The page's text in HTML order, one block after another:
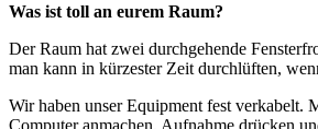
Was ist toll an eurem Raum?
Der Raum hat zwei durchgehende
man kann in kürzester Zeit durchlüften,
Wir haben unser Equipment fest verkabelt.
Computer anmachen, Aufnahme drücken